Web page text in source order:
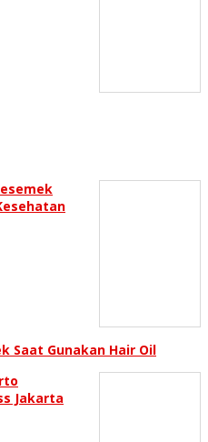
Saat Gunakan Hair Oil
Jakarta